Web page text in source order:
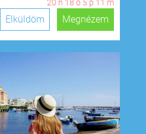
20 n 18 ó 5 p 10 m
Megnézem
Elküldöm